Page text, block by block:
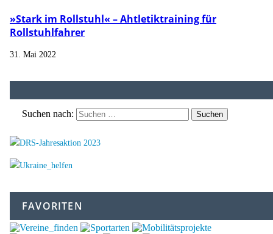
»Stark im Rollstuhl« – Ahtletiktraining für
Rollstuhlfahrer
31. Mai 2022
Suchen nach:
FAVORITEN